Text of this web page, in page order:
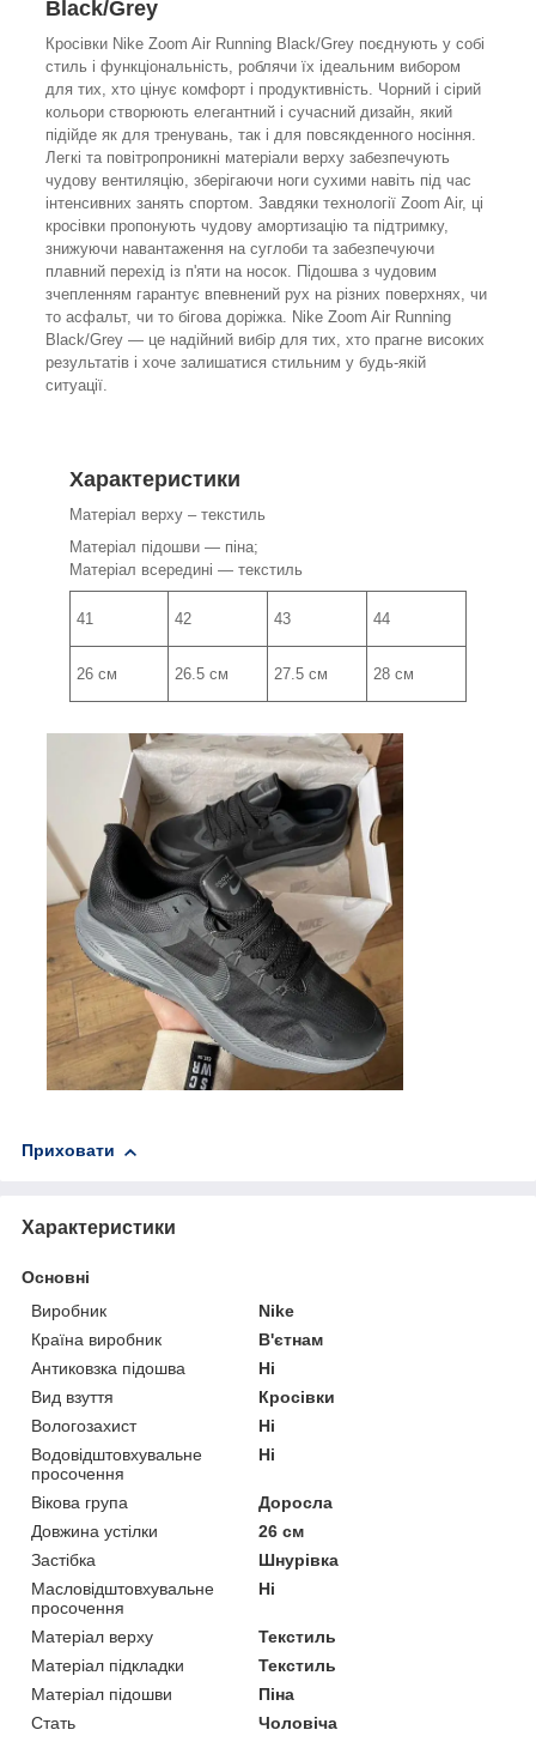
Black/Grey
Кросівки Nike Zoom Air Running Black/Grey поєднують у собі
стиль і функціональність, роблячи їх ідеальним вибором
для тих, хто цінує комфорт і продуктивність. Чорний і сірий
кольори створюють елегантний і сучасний дизайн, який
підійде як для тренувань, так і для повсякденного носіння.
Легкі та повітропроникні матеріали верху забезпечують
чудову вентиляцію, зберігаючи ноги сухими навіть під час
інтенсивних занять спортом. Завдяки технології Zoom Air, ці
кросівки пропонують чудову амортизацію та підтримку,
знижуючи навантаження на суглоби та забезпечуючи
плавний перехід із п'яти на носок. Підошва з чудовим
зчепленням гарантує впевнений рух на різних поверхнях, чи
то асфальт, чи то бігова доріжка. Nike Zoom Air Running
Black/Grey — це надійний вибір для тих, хто прагне високих
результатів і хоче залишатися стильним у будь-якій
ситуації.
Характеристики
Матеріал верху – текстиль
Матеріал підошви — піна;
Матеріал всередині — текстиль
41 42 43 44
26 см 26.5 см 27.5 см 28 см
Приховати
Характеристики
Основні
Виробник
Nike
Країна виробник
В'єтнам
Антиковзка підошва
Ні
Вид взуття
Кросівки
Вологозахист
Ні
Водовідштовхувальне
просочення
Ні
Вікова група
Доросла
Довжина устілки
26 см
Застібка
Шнурівка
Масловідштовхувальне
просочення
Ні
Матеріал верху
Текстиль
Матеріал підкладки
Текстиль
Матеріал підошви
Піна
Стать
Чоловіча